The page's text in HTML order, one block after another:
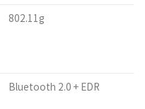
802.11g
Bluetooth 2.0 + EDR